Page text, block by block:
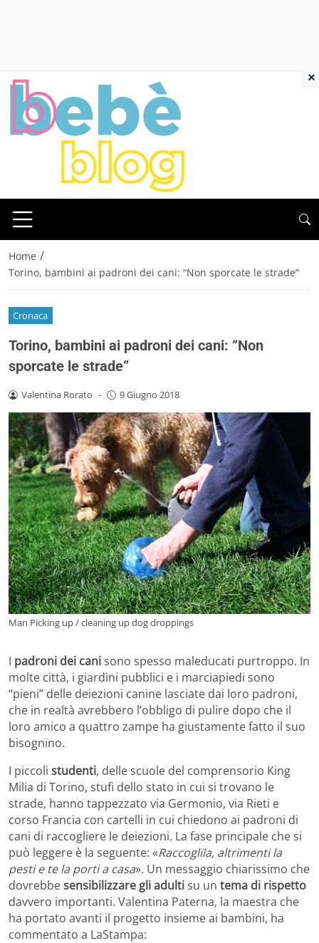
Home /
Torino, bambini ai padroni dei cani: “Non sporcate le strade”
Cronaca
Torino, bambini ai padroni dei cani: “Non
sporcate le strade”
Valentina Rorato - 9 Giugno 2018
Man Picking up / cleaning up dog droppings
I padroni dei canisono spesso maleducati purtroppo. In
molte città, i giardini pubblici e i marciapiedi sono
“pieni” delle deiezioni canine lasciate dai loro padroni,
che in realtà avrebbero l’obbligo di pulire dopo che il
loro amico a quattro zampe ha giustamente fatto il suo
bisognino.
I piccoli studenti, delle scuole del comprensorio King
Milia di Torino, stufi dello stato in cui si trovano le
strade, hanno tappezzato via Germonio, via Rieti e
corso Francia con cartelli in cui chiedono ai padroni di
cani di raccogliere le deiezioni. La fase principale che si
può leggere è la seguente: «Raccoglila, altrimenti la
pesti e te la porti a casa». Un messaggio chiarissimo che
dovrebbesensibilizzare gli adultisu un tema di rispetto
davvero importanti. Valentina Paterna, la maestra che
ha portato avanti il progetto insieme ai bambini, ha
commentato a LaStampa:
×